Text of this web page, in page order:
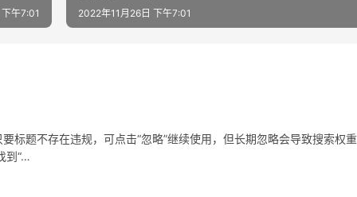
午7:01 2022年11月26日 下午7:01
标题不存在违规，可点击“忽略”继续使用，但长期忽略会导致搜索权重
到“…